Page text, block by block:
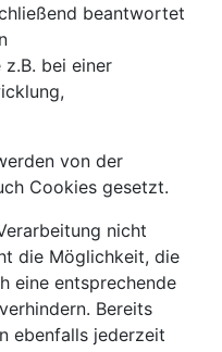
beantwortet
bei einer
von der
Cookies gesetzt.
nicht
die Möglichkeit, die
eine entsprechende
Bereits
ebenfalls jederzeit